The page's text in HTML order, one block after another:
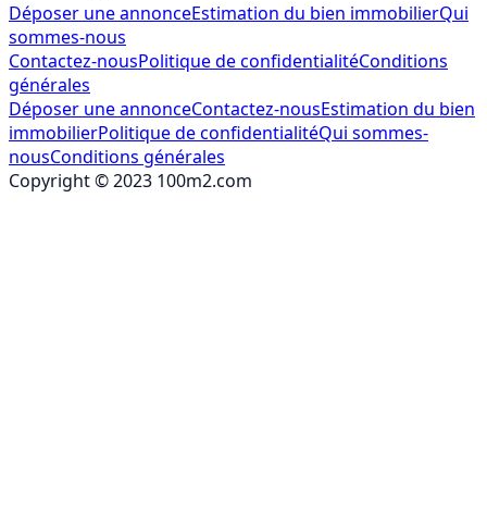
Déposer une annonceEstimation du bien immobilierQui
sommes-nous
Contactez-nousPolitique de confidentialitéConditions
générales
Déposer une annonceContactez-nousEstimation du bien
immobilierPolitique de confidentialitéQui sommes-
nousConditions générales
Copyright © 2023 100m2.com